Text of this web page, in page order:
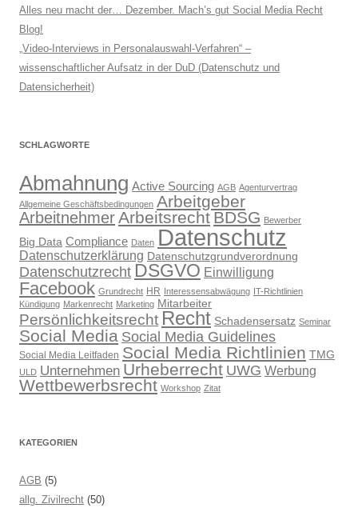
Alles neu macht der… Dezember. Mach’s gut Social Media Recht
Blog!
„Video-Interviews in Personalauswahl-Verfahren“ –
wissenschaftlicher Aufsatz in der DuD (Datenschutz und
Datensicherheit)
SCHLAGWORTE
Abmahnung Active Sourcing AGB Agenturvertrag
Allgemeine Geschäftsbedingungen Arbeitgeber
ArbeitnehmerArbeitsrecht BDSG Bewerber
Big Data Compliance Daten Datenschutz
Datenschutzerklärung Datenschutzgrundverordnung
Datenschutzrecht DSGVO Einwilligung
Facebook Grundrecht HR Interessensabwägung IT-Richtlinien
Kündigung Markenrecht Marketing Mitarbeiter
Persönlichkeitsrecht Recht Schadensersatz Seminar
Social Media Social Media Guidelines
Social Media Leitfaden Social Media Richtlinien TMG
ULD Unternehmen Urheberrecht UWG Werbung
Wettbewerbsrecht Workshop Zitat
KATEGORIEN
AGB (5)
allg. Zivilrecht (50)